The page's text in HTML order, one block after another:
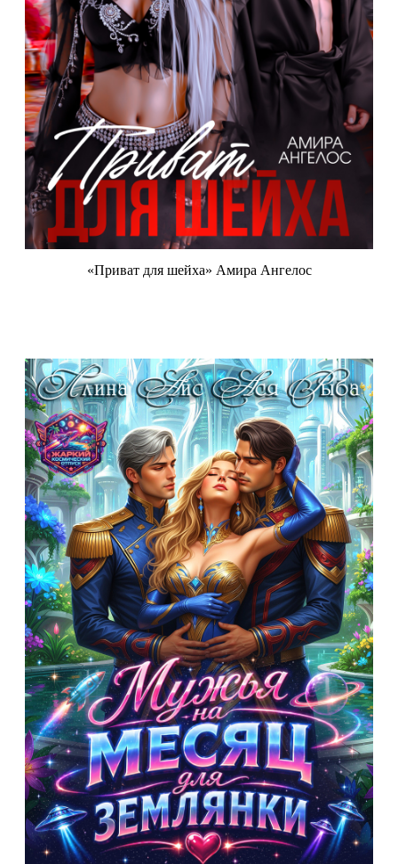
«Приват для шейха» Амира Ангелос